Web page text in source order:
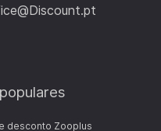
desconto Zooplus